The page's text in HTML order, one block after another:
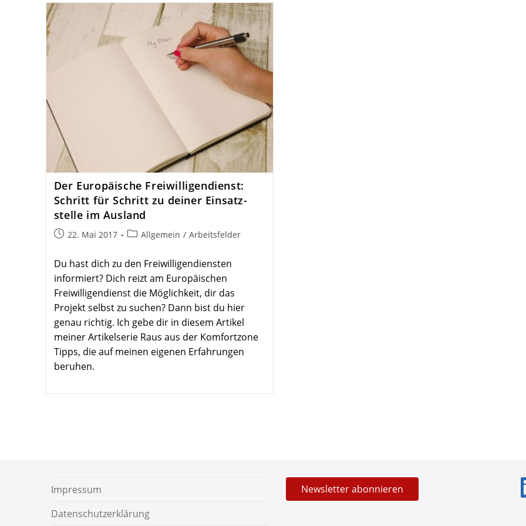
Der Euro­päische Frei­wil­li­gen­dienst:
Schritt für Schritt zu deiner Einsatz­
stelle im Ausland
Beitrag22. Mai 2017
Beitrags-
Allgemein / Arbeitsfelder
Du hast dich zu den Freiwilligendiensten
informiert? Dich reizt am Europäischen
Freiwilligendienst die Möglichkeit, dir das
Projekt selbst zu suchen? Dann bist du hier
genau richtig. Ich gebe dir in diesem Artikel
meiner Artikelserie Raus aus der Komfortzone
Tipps, die auf meinen eigenen Erfahrungen
beruhen.
Impressum
Daten­schutz­er­klärung
News­letter abonnieren